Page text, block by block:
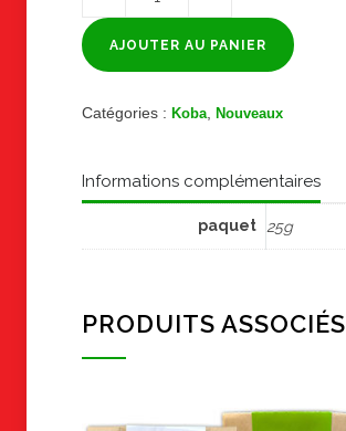
MANJARY
SOA
Paquet
de
AJOUTER AU PANIER
Catégories : Koba, Nouveaux
Informations complémentaires
paquet 25g
PRODUITS ASSOCIÉS